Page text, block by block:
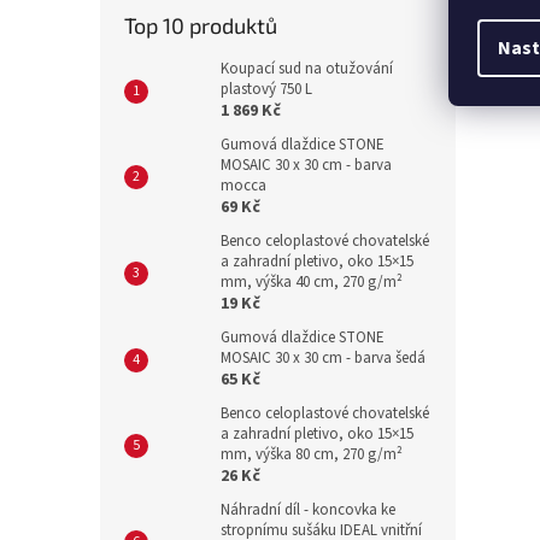
Top 10 produktů
Koupací sud na otužování
plastový 750 L
1 869 Kč
Gumová dlaždice STONE
MOSAIC 30 x 30 cm - barva
mocca
69 Kč
Benco celoplastové chovatelské
a zahradní pletivo, oko 15×15
mm, výška 40 cm, 270 g/m²
19 Kč
Gumová dlaždice STONE
MOSAIC 30 x 30 cm - barva šedá
65 Kč
Benco celoplastové chovatelské
a zahradní pletivo, oko 15×15
mm, výška 80 cm, 270 g/m²
26 Kč
Náhradní díl - koncovka ke
stropnímu sušáku IDEAL vnitřní